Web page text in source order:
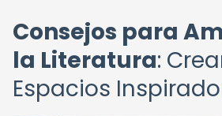
Consejos para
la Literatura:
Espacios